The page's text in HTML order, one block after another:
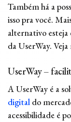
Também há a
isso pra você.
alternativo esteja
da UserWay. Veja
UserWay –
AUserWay é a
digital do
acessibilidade é